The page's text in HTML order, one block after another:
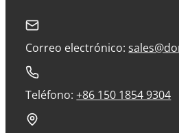
Correo electrónico:
Teléfono:+86 150 1854 9304